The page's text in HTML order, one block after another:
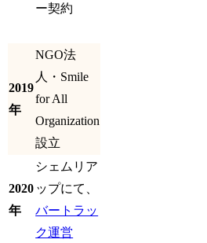
ー契約
2019
年
NGO法
人・Smile
for All
Organization
設立
2020
年
シェムリア
ップにて、
バートラッ
ク運営